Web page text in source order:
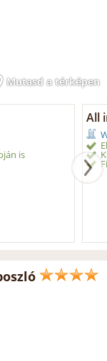
Mutasd a térképen
is
All